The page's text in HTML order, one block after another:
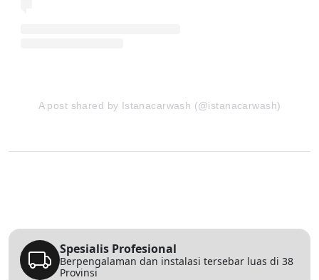
A post shared by Istanacarwash (@istanacarwash)
Spesialis Profesional
Berpengalaman dan instalasi tersebar luas di 38
Provinsi